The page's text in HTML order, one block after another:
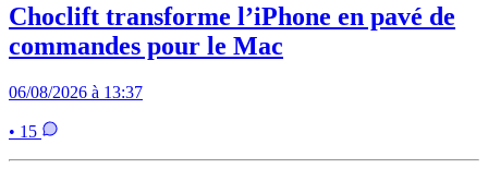
Choclift transforme l’iPhone en pavé de
commandes pour le Mac
06/08/2026 à 13:37
• 15